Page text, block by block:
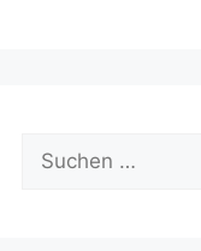
Suche
nach: